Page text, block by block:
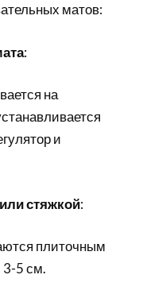
матов:
:
на
и
стяжкой:
плиточным
3-5 см.